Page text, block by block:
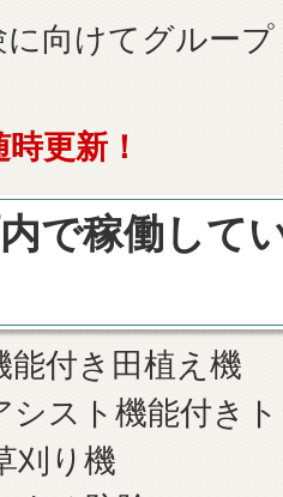
向けてグルー
更新！
で稼働して
能付き田植え機
シスト機能付き
刈り機